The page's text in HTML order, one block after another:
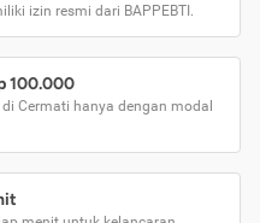
izin resmi dari BAPPEBTI.
100.000
Cermati hanya dengan modal